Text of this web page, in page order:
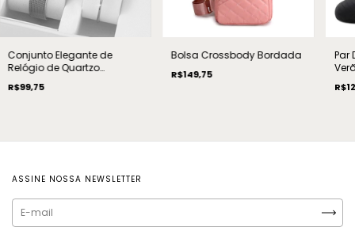
Conjunto Elegante de
Relógio de Quartzo
Malha de Aço
R$99,75
Bolsa Crossbody Bordada
R$149,75
Par
ASSINE NOSSA NEWSLETTER